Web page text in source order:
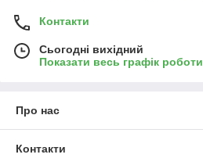
Контакти
Сьогодні вихідний
Показати весь графік роботи
Про нас
Контакти